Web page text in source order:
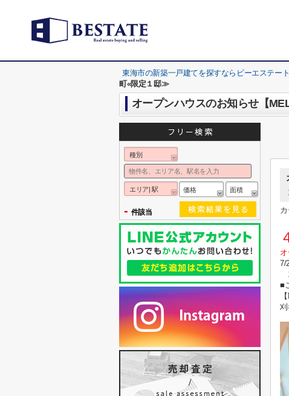
東海市の新築一戸建てを探すならビーエステート
町«限定１邸≫
オープンハウスのお知らせ【
カ
7/
■
種別
エリア| 駅 価格 面積
- 件該当